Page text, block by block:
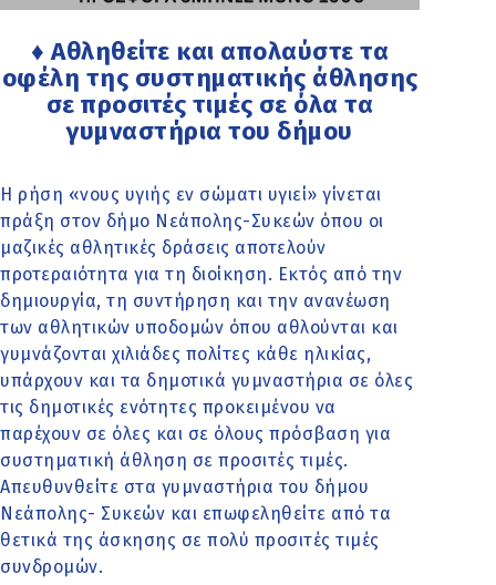
♦ Αθληθείτε και απολαύστε τα
οφέλη της συστηματικής άθλησης
σε προσιτές τιμές σε όλα τα
γυμναστήρια του δήμου
Η ρήση «νους υγιής εν σώματι υγιεί» γίνεται
πράξη στον δήμο Νεάπολης-Συκεών όπου οι
μαζικές αθλητικές δράσεις αποτελούν
προτεραιότητα για τη διοίκηση. Εκτός από την
δημιουργία, τη συντήρηση και την ανανέωση
των αθλητικών υποδομών όπου αθλούνται και
γυμνάζονται χιλιάδες πολίτες κάθε ηλικίας,
υπάρχουν και τα δημοτικά γυμναστήρια σε όλες
τις δημοτικές ενότητες προκειμένου να
παρέχουν σε όλες και σε όλους πρόσβαση για
συστηματική άθληση σε προσιτές τιμές.
Απευθυνθείτε στα γυμναστήρια του δήμου
Νεάπολης- Συκεών και επωφεληθείτε από τα
θετικά της άσκησης σε πολύ προσιτές τιμές
συνδρομών.